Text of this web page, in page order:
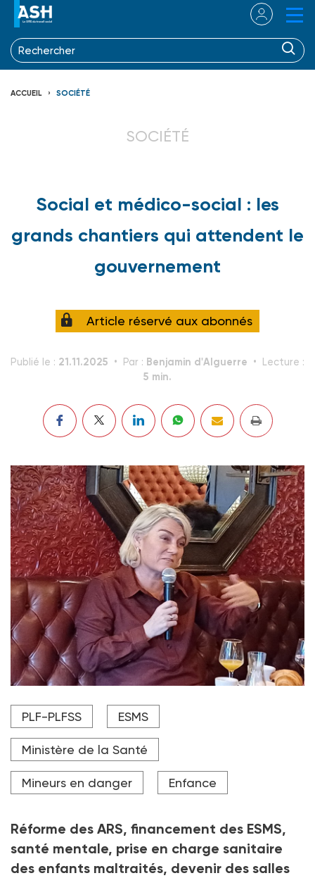
ACCUEIL SOCIÉTÉ
SOCIÉTÉ
Social et médico-social : les
grands chantiers qui attendent le
gouvernement
Article réservé aux abonnés
Publié le : 21.11.2025 Par : Benjamin d'Alguerre Lecture :
5 min.
« Il y a besoin d’une réforme du financement de la
santé, mais il faut rester réaliste : c’est un projet pour
explique Stéphanie Rist, ministre de la Santé, le
20 novembre 2025.
Crédit photo DR
PLF-PLFSS ESMS
Ministère de la Santé
Mineurs en danger Enfance
Réforme des ARS, financement des ESMS,
santé mentale, prise en charge sanitaire
des enfants maltraités, devenir des salles